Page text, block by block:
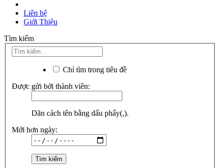
Liên hệ
Giới Thiệu
Tìm kiếm
Chỉ tìm trong tiêu đề
Được gửi bởi thành viên:
Dãn cách tên bằng dấu phẩy(,).
Mới hơn ngày: